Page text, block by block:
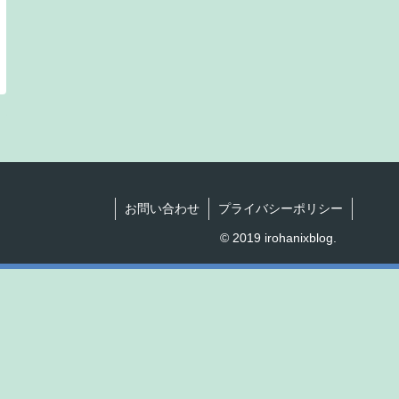
お問い合わせ プライバシーポリシー
© 2019 irohanixblog.